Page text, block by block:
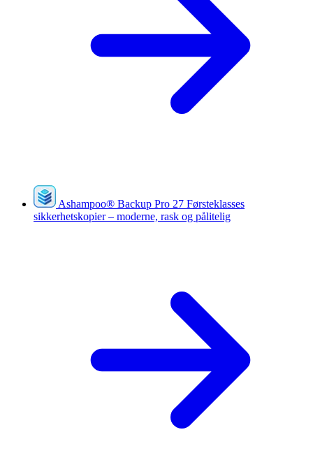
Ashampoo® Backup Pro 27 Førsteklasses
sikkerhetskopier – moderne, rask og pålitelig